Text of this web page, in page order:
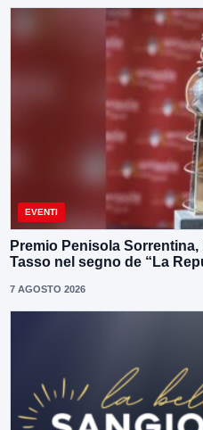
EVENTI
Premio Penisola
Tasso nel segno de “La
7 AGOSTO 2026